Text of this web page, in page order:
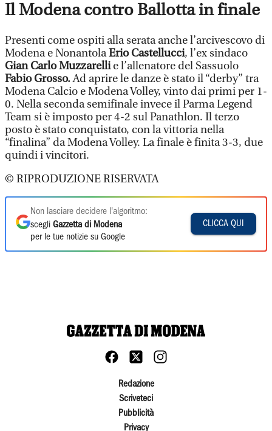
Il Modena contro Ballotta in finale
Presenti come ospiti alla serata anche l’arcivescovo di
Modena e NonantolaErio Castellucci, l’ex sindaco
Gian Carlo Muzzarellie l’allenatore del Sassuolo
Fabio Grosso.Ad aprire le danze è stato il “derby” tra
Modena Calcio e Modena Volley, vinto dai primi per 1-
0. Nella seconda semifinale invece il Parma Legend
Team si è imposto per 4-2 sul Panathlon. Il terzo
posto è stato conquistato, con la vittoria nella
“finalina” da Modena Volley. La finale è finita 3-3, due
quindi i vincitori.
© RIPRODUZIONE RISERVATA
Non lasciare decidere l'algoritmo:
scegli Gazzetta di Modena
per le tue notizie su Google
CLICCA QUI
Redazione
Scriveteci
Pubblicità
Privacy